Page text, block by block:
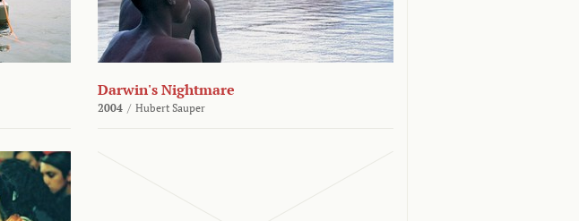
Darwin's Nightmare
2004 / Hubert Sauper